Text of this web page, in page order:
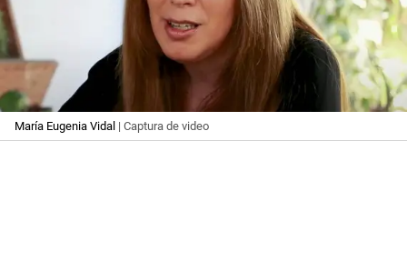
María Eugenia Vidal | Captura de video